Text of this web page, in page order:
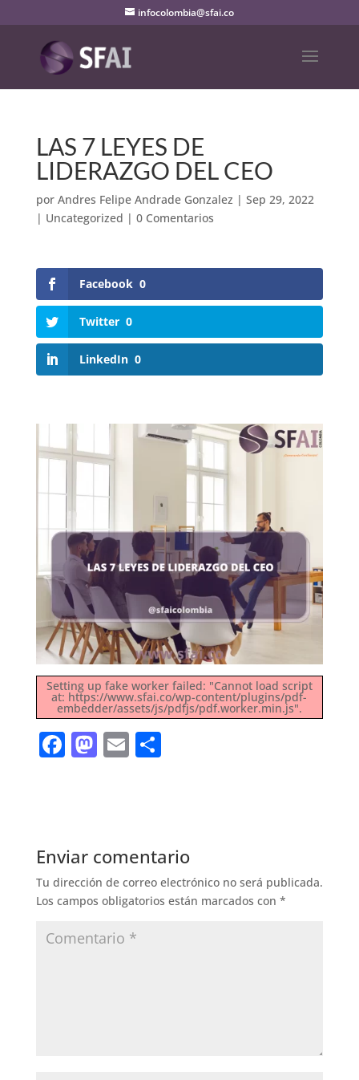
infocolombia@sfai.co
LAS 7 LEYES DE
LIDERAZGO DEL CEO
por Andres Felipe Andrade Gonzalez | Sep 29, 2022
| Uncategorized | 0 Comentarios
Facebook 0
Twitter 0
LinkedIn 0
Setting up fake worker failed: "Cannot load script
at: https://www.sfai.co/wp-content/plugins/pdf-
embedder/assets/js/pdfjs/pdf.worker.min.js".
F
b
o
o
M
d
o
n
E S
Enviar comentario
Tu dirección de correo electrónico no será publicada.
Los campos obligatorios están marcados con *